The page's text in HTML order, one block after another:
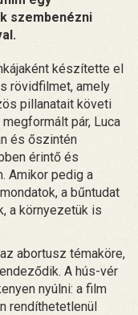
szembenézni
készítette el
rövidfilmet, amely
pillanatait követi
pár, Luca
és őszintén
érintő és
Amikor pedig a
a bűntudat
a környezetük is
abortusz témaköre,
A hús-vér
nyúlni: a film
rendíthetetlenül